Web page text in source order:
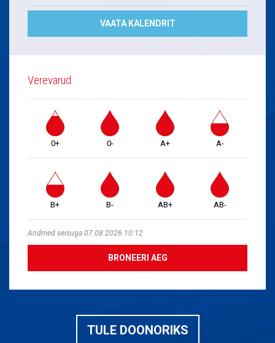
VAATA KALENDRIT
Verevarud
0+ 0- A+ A-
B+ B- AB+ AB-
Andmed seisuga 07.08.2026 10:12
BRONEERI AEG
TULE DOONORIKS